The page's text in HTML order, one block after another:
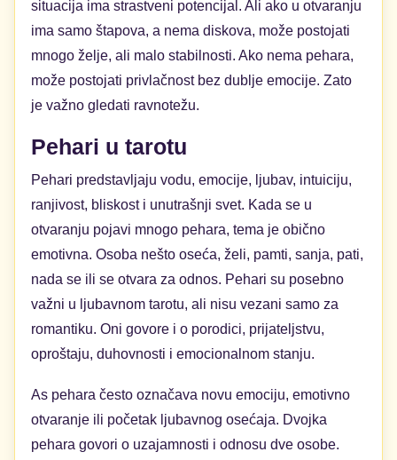
situacija ima strastveni potencijal. Ali ako u otvaranju
ima samo štapova, a nema diskova, može postojati
mnogo želje, ali malo stabilnosti. Ako nema pehara,
može postojati privlačnost bez dublje emocije. Zato
je važno gledati ravnotežu.
Pehari u tarotu
Pehari predstavljaju vodu, emocije, ljubav, intuiciju,
ranjivost, bliskost i unutrašnji svet. Kada se u
otvaranju pojavi mnogo pehara, tema je obično
emotivna. Osoba nešto oseća, želi, pamti, sanja, pati,
nada se ili se otvara za odnos. Pehari su posebno
važni u ljubavnom tarotu, ali nisu vezani samo za
romantiku. Oni govore i o porodici, prijateljstvu,
oproštaju, duhovnosti i emocionalnom stanju.
As pehara često označava novu emociju, emotivno
otvaranje ili početak ljubavnog osećaja. Dvojka
pehara govori o uzajamnosti i odnosu dve osobe.